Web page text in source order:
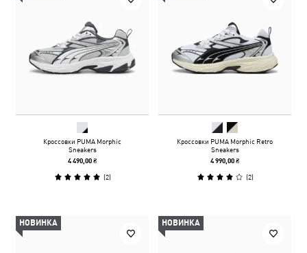
Кроссовки PUMA Morphic
Sneakers
4 490,00 ₴
(2)
Кроссовки PUMA Morphic Retro
Sneakers
4 990,00 ₴
(2)
НОВИНКА НОВИНКА